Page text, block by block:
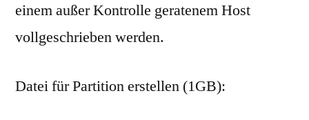
formatieren
einem außer Kontrolle geratenem Host
vollgeschrieben werden.
Datei für Partition erstellen (1GB):